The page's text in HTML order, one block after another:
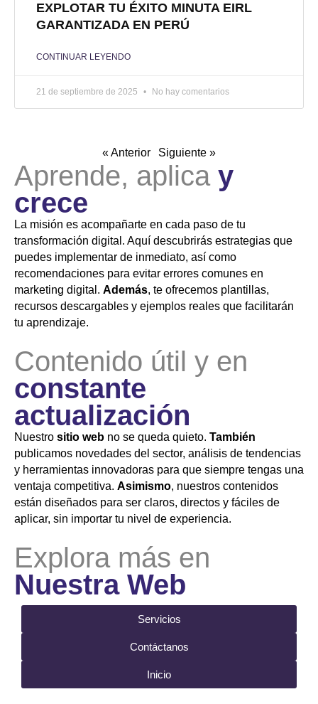
EXPLOTAR TU ÉXITO MINUTA EIRL
GARANTIZADA EN PERÚ
CONTINUAR LEYENDO
21 de septiembre de 2025 No hay comentarios
« Anterior Siguiente »
Aprende, aplica y
crece
La misión es acompañarte en cada paso de tu
transformación digital. Aquí descubrirás estrategias que
puedes implementar de inmediato, así como
recomendaciones para evitar errores comunes en
marketing digital. Además, te ofrecemos plantillas,
recursos descargables y ejemplos reales que facilitarán
tu aprendizaje.
Contenido útil y en
constante
actualización
Nuestro sitio web no se queda quieto. También
publicamos novedades del sector, análisis de tendencias
y herramientas innovadoras para que siempre tengas una
ventaja competitiva. Asimismo, nuestros contenidos
están diseñados para ser claros, directos y fáciles de
aplicar, sin importar tu nivel de experiencia.
Explora más en
Nuestra Web
Servicios
Contáctanos
Inicio